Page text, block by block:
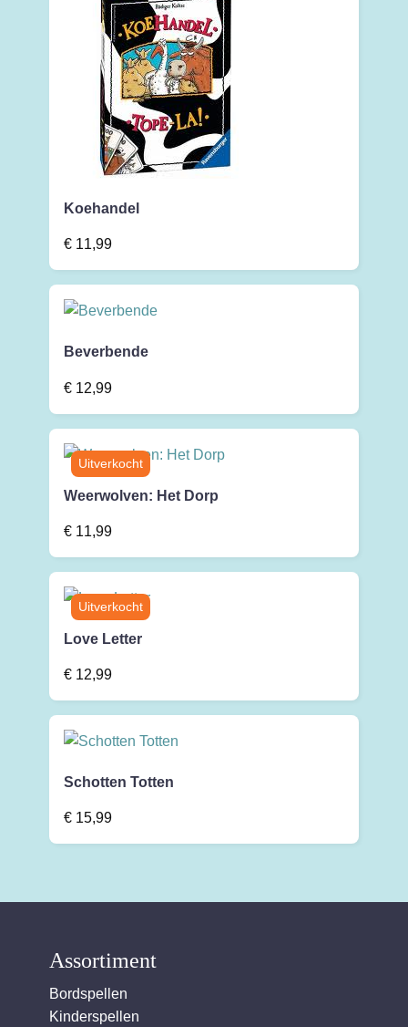
Koehandel
€ 11,99
Beverbende
€ 12,99
Weerwolven: Het Dorp
€ 11,99
Love Letter
€ 12,99
Schotten Totten
€ 15,99
Assortiment
Bordspellen
Kinderspellen